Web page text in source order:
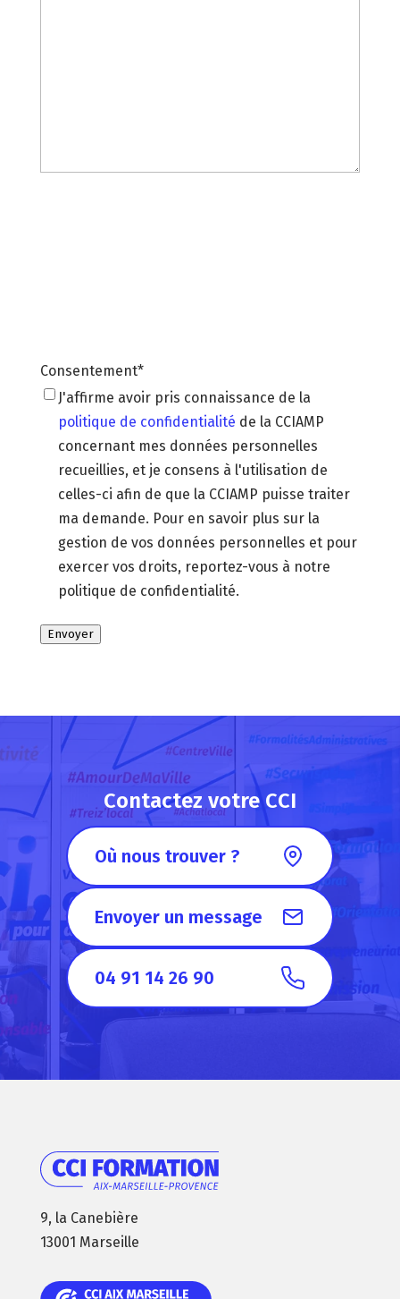
Consentement*
J'affirme avoir pris connaissance de la
politique de confidentialité de la CCIAMP
concernant mes données personnelles
recueillies, et je consens à l'utilisation de
celles-ci afin de que la CCIAMP puisse traiter
ma demande. Pour en savoir plus sur la
gestion de vos données personnelles et pour
exercer vos droits, reportez-vous à notre
politique de confidentialité.
Envoyer
Contactez votre CCI
Où nous trouver ?
Envoyer un message
04 91 14 26 90
9, la Canebière
13001 Marseille